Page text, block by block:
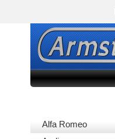
Alfa Romeo